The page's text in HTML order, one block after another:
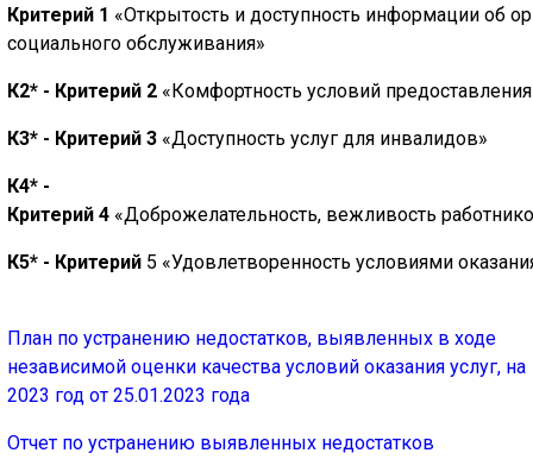
Критерий 1 «Открытость и доступность информации об
социального обслуживания»
К2* - Критерий 2 «Комфортность условий предоставления
К3* - Критерий 3 «Доступность услуг для инвалидов»
К4* -
Критерий 4 «Доброжелательность, вежливость
К5* - Критерий 5 «Удовлетворенность условиями
План по устранению недостатков, выявленных в ходе
независимой оценки качества условий оказания услуг, на
2023 год от 25.01.2023 года
Отчет по устранению выявленных недостатков